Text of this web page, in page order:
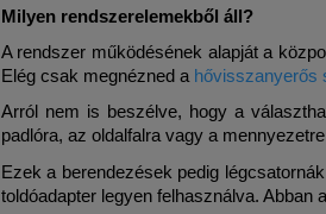
Milyen rendszerelemekből áll?
A rendszer működésének alapját a
Elég csak megnézned a hővisszanyerős
Arról nem is beszélve, hogy a
padlóra, az oldalfalra vagy a
Ezek a berendezések pedig
toldóadapter legyen felhasználva.